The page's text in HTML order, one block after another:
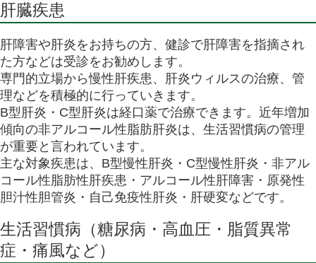
肝臓疾患
肝障害や肝炎をお持ちの方、健診で肝障害を指摘され
た方などは受診をお勧めします。
専門的立場から慢性肝疾患、肝炎ウィルスの治療、管
理などを積極的に行っていきます。
B型肝炎・C型肝炎は経口薬で治療できます。近年増加
傾向の非アルコール性脂肪肝炎は、生活習慣病の管理
が重要と言われています。
主な対象疾患は、B型慢性肝炎・C型慢性肝炎・非アル
コール性脂肪性肝疾患・アルコール性肝障害・原発性
胆汁性胆管炎・自己免疫性肝炎・肝硬変などです。
生活習慣病（糖尿病・高血圧・脂質異常
症・痛風など）